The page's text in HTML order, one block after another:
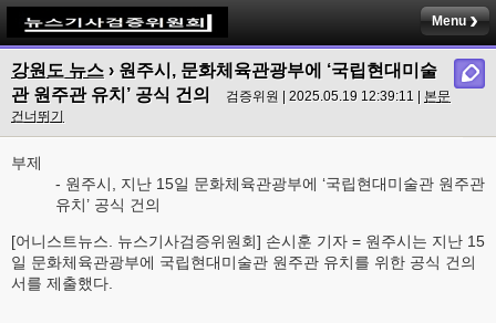
Menu
강원도 뉴스 › 원주시, 문화체육관광부에 ‘국립현대미술
관 원주관 유치’ 공식 건의
검증위원 | 2025.05.19 12:39:11 | 본문
건너뛰기
부제
- 원주시, 지난 15일 문화체육관광부에 ‘국립현대미술관 원주관
유치’ 공식 건의
[어니스트뉴스. 뉴스기사검증위원회] 손시훈 기자 = 원주시는 지난 15
일 문화체육관광부에 국립현대미술관 원주관 유치를 위한 공식 건의
서를 제출했다.